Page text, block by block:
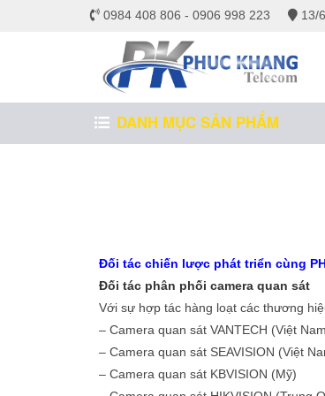
0984 408 806 - 0906 998 223 13/
DANH MỤC SẢN PHẨM
Đối tác chiến lược phát triển cùng
Đối tác phân phối camera quan sát
Với sự hợp tác hàng loạt các thương
– Camera quan sát VANTECH (Việt
– Camera quan sát SEAVISION (Việt
– Camera quan sát KBVISION (Mỹ)